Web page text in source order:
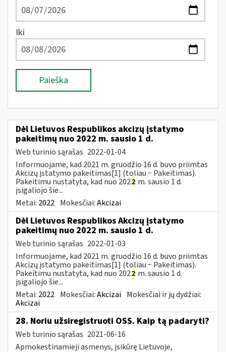
Iki
Paieška
Dėl Lietuvos Respublikos akcizų įstatymo
pakeitimų nuo 2022 m. sausio 1 d.
Web turinio sąrašas 2022-01-04
Informuojame, kad 2021 m. gruodžio 16 d. buvo priimtas
Akcizų įstatymo pakeitimas[1] (toliau − Pakeitimas).
Pakeitimu nustatyta, kad nuo 2022 m. sausio 1 d.
įsigaliojo šie...
Metai: 2022 Mokesčiai:Akcizai
Dėl Lietuvos Respublikos Akcizų įstatymo
pakeitimų nuo 2022 m. sausio 1 d.
Web turinio sąrašas 2022-01-03
Informuojame, kad 2021 m. gruodžio 16 d. buvo priimtas
Akcizų įstatymo pakeitimas[1] (toliau − Pakeitimas).
Pakeitimu nustatyta, kad nuo 2022 m. sausio 1 d.
įsigaliojo šie...
Metai: 2022 Mokesčiai:Akcizai Mokesčiai ir jų dydžiai:
Akcizai
28. Noriu užsiregistruoti OSS. Kaip tą padaryti?
Web turinio sąrašas 2021-06-16
Apmokestinamieji asmenys, įsikūrę Lietuvoje,